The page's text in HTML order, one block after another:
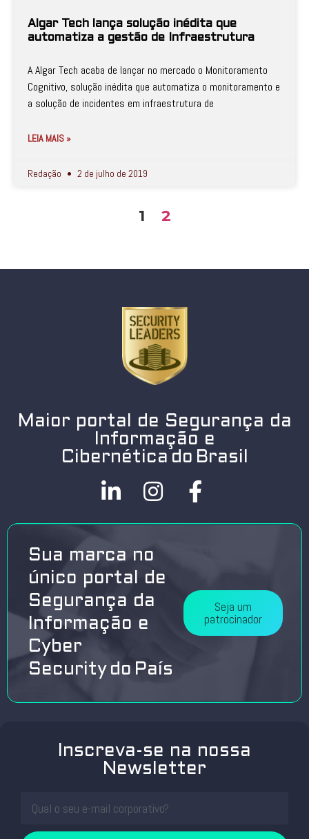
Algar Tech lança solução inédita que
automatiza a gestão de Infraestrutura
A Algar Tech acaba de lançar no mercado o Monitoramento
Cognitivo, solução inédita que automatiza o monitoramento e
a solução de incidentes em infraestrutura de
LEIA MAIS »
Redação 2 de julho de 2019
1 2
Maior portal de Segurança da
Informação e
Cibernética do Brasil
Sua marca no
único portal de
Segurança da
Informação e
Cyber
Security do País
Seja um
patrocinador
Inscreva-se na nossa
Newsletter